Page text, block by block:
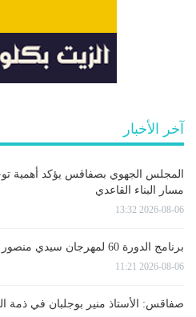
آخر الأخبار
المجلس الجهوي بصفاقس يؤكد أهمية
مسار البناء القاعدي
2026-08-06 13:32
برنامج الدورة 60 لمهرجان سيدي منصور
2026-08-06 11:21
صفاقس: الأستاذ منير بوجلبان في ذمة